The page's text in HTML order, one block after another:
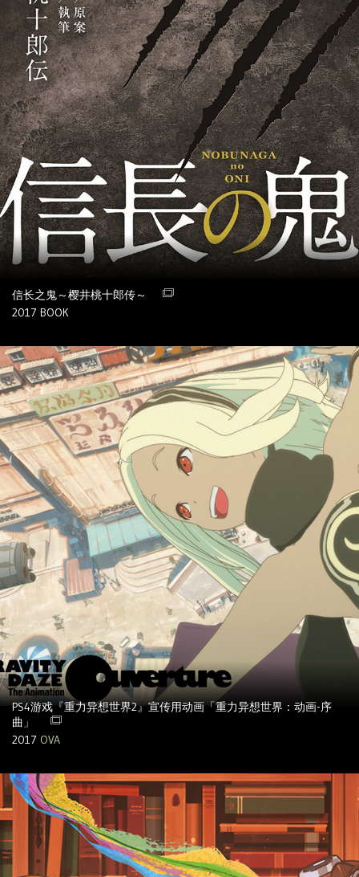
信长之鬼～樱井桃十郎传～
2017 BOOK
PS4游戏『重力异想世界2』宣传用动画「重力异想世界：动画-序
曲」
2017 OVA